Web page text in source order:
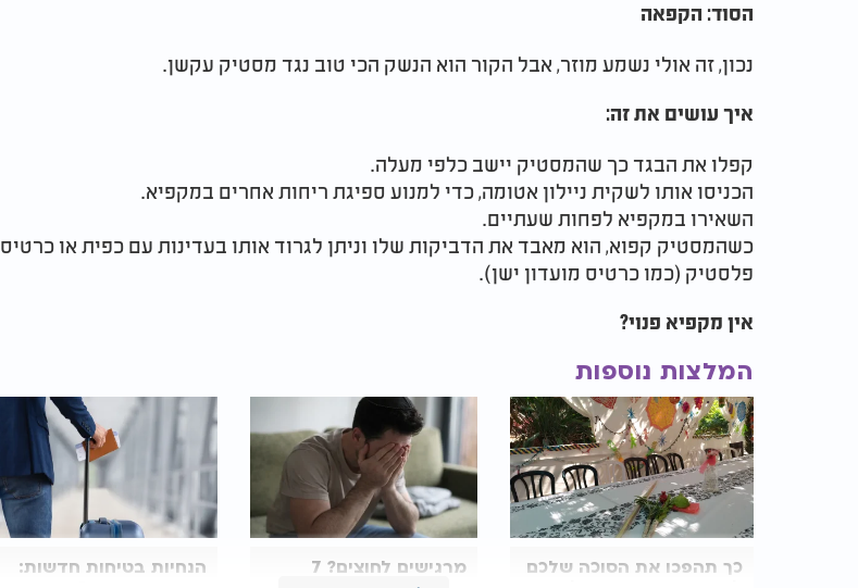
הסוד: הקפאה
נכון, זה אולי נשמע מוזר, אבל הקור הוא הנשק הכי טוב נגד מסטיק עקשן.
איך עושים את זה:
קפלו את הבגד כך שהמסטיק יישב כלפי מעלה.
הכניסו אותו לשקית ניילון אטומה, כדי למנוע ספיגת ריחות אחרים במקפיא.
השאירו במקפיא לפחות שעתיים.
כשהמסטיק קפוא, הוא מאבד את הדביקות שלו וניתן לגרוד אותו בעדינות עם כפית או כרטיס
פלסטיק (כמו כרטיס מועדון ישן).
אין מקפיא פנוי?
המלצות נוספות
כך תהפכו את הסוכה שלכם
מרגישים לחוצים? 7
הנחיות בטיחות חדשות: